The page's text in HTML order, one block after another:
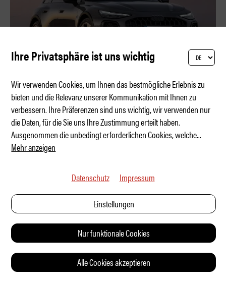
Eierlegende-Wollmilchsau bekommt Muskeln
Ihre Privatsphäre ist uns wichtig
Wir verwenden Cookies, um Ihnen das bestmögliche Erlebnis zu
bieten und die Relevanz unserer Kommunikation mit Ihnen zu
verbessern. Ihre Präferenzen sind uns wichtig, wir verwenden nur
die Daten, für die Sie uns Ihre Zustimmung erteilt haben.
Ausgenommen die unbedingt erforderlichen Cookies, welche...
Mehr anzeigen
Datenschutz Impressum
Einstellungen
Nur funktionale Cookies
Alle Cookies akzeptieren